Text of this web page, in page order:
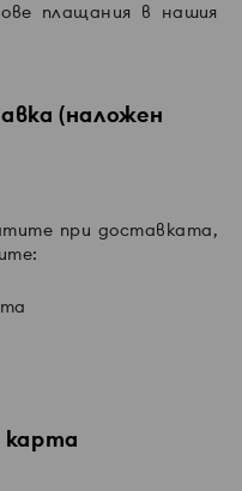
плащания в нашия
(наложен
при доставката,